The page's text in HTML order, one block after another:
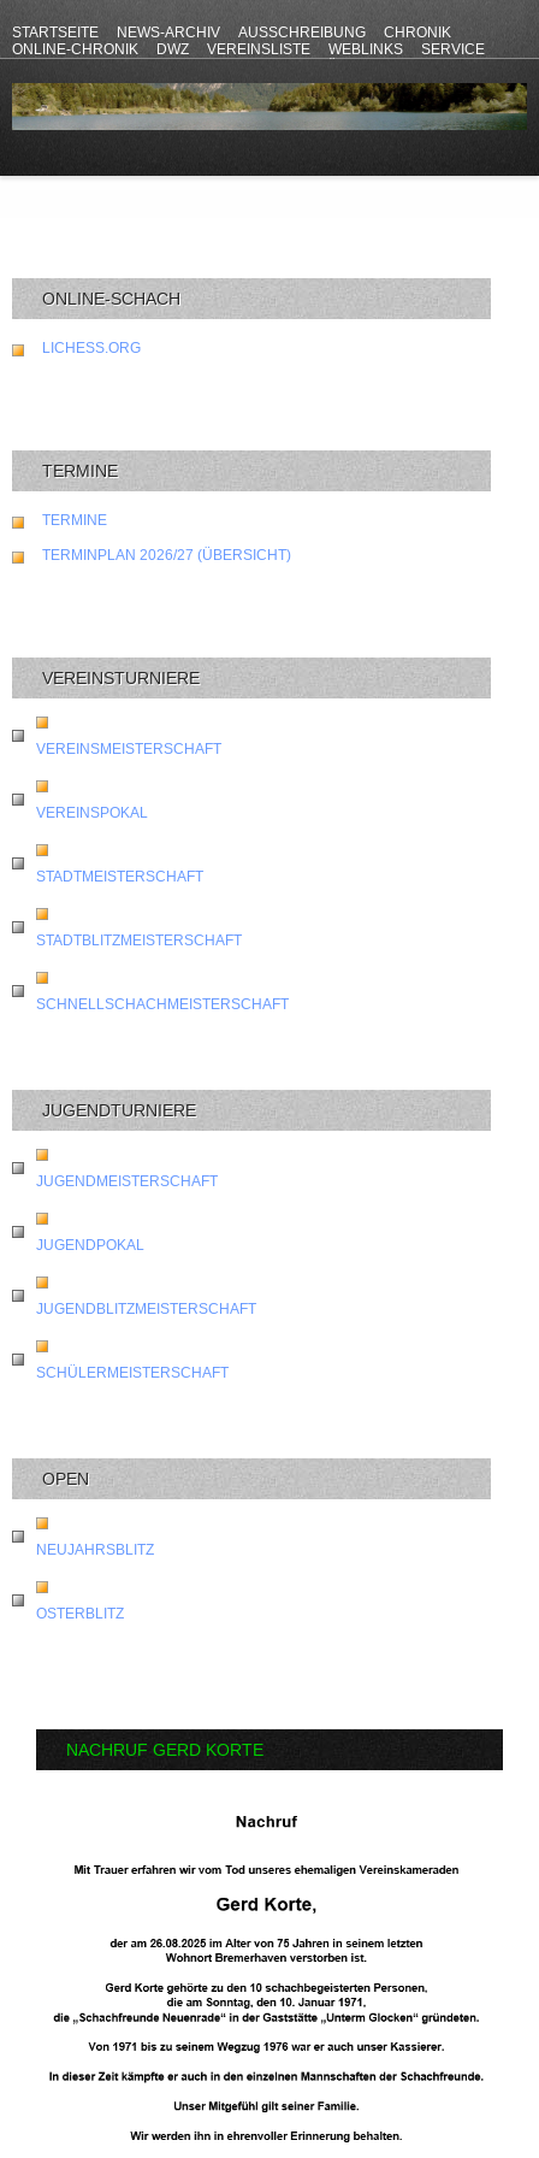
STARTSEITE NEWS-ARCHIV AUSSCHREIBUNG
CHRONIK
ONLINE-CHRONIK
DWZ VEREINSLISTE WEBLINKS
SERVICE
ONLINE-SCHACH
LICHESS.ORG
TERMINE
TERMINE
TERMINPLAN 2026/27 (ÜBERSICHT)
VEREINSTURNIERE
VEREINSMEISTERSCHAFT
VEREINSPOKAL
STADTMEISTERSCHAFT
STADTBLITZMEISTERSCHAFT
SCHNELLSCHACHMEISTERSCHAFT
JUGENDTURNIERE
JUGENDMEISTERSCHAFT
JUGENDPOKAL
JUGENDBLITZMEISTERSCHAFT
SCHÜLERMEISTERSCHAFT
OPEN
NEUJAHRSBLITZ
OSTERBLITZ
NACHRUF GERD KORTE